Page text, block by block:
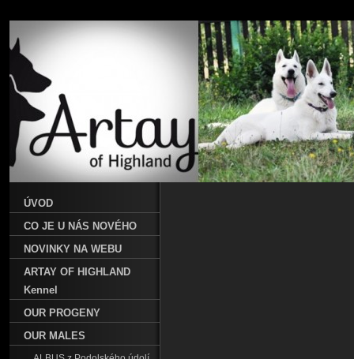
ÚVOD
CO JE U NÁS NOVÉHO
NOVINKY NA WEBU
ARTAY OF HIGHLAND
Kennel
OUR PROGENY
OUR MALES